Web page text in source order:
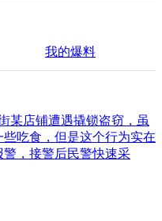
我的爆料
某店铺遭遇撬锁盗窃，虽
吃食，但是这个行为实在
，接警后民警快速采